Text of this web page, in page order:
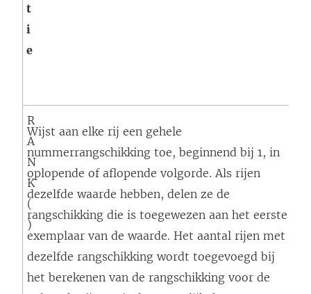
t
i
e
R
A
N
K
(
)
Wijst aan elke rij een gehele
nummerrangschikking toe, beginnend bij 1, in
oplopende of aflopende volgorde. Als rijen
dezelfde waarde hebben, delen ze de
rangschikking die is toegewezen aan het eerste
exemplaar van de waarde. Het aantal rijen met
dezelfde rangschikking wordt toegevoegd bij
het berekenen van de rangschikking voor de